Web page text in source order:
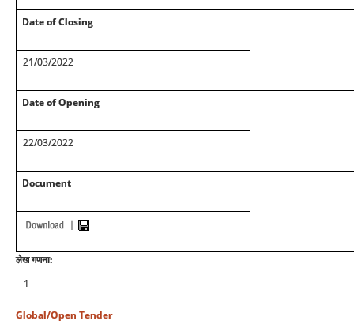
Date of Closing
21/03/2022
Date of Opening
22/03/2022
Document
लेख गणना:
1
Global/Open Tender